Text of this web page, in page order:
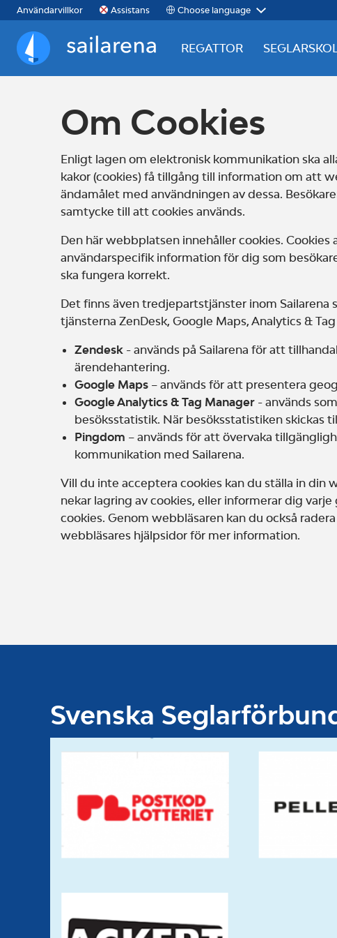
Användarvillkor Assistans Choose language
Sailarena
REGATTOR
Om Cookies
Enligt lagen om elektronisk kommunikation ska
kakor (cookies) få tillgång till information om att
ändamålet med användningen av dessa.
samtycke till att cookies används.
Den här webbplatsen innehåller cookies. Cookies
användarspecifik information för dig som
ska fungera korrekt.
Det finns även tredjepartstjänster inom Sailarena
tjänsterna ZenDesk, Google Maps, Analytics &
Zendesk - används på Sailarena för att
ärendehantering.
Google Maps – används för att presentera
Google Analytics & Tag Manager - används
besöksstatistik. När besöksstatistiken skickas
Pingdom – används för att övervaka
kommunikation med Sailarena.
Vill du inte acceptera cookies kan du ställa in din
nekar lagring av cookies, eller informerar dig
cookies. Genom webbläsaren kan du också
webbläsares hjälpsidor för mer information.
Svenska